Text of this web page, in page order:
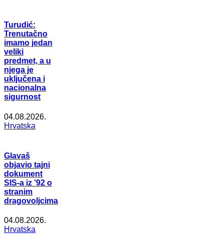
Turudić:
Trenutačno
imamo jedan
veliki
predmet, a u
njega je
uključena i
nacionalna
sigurnost
04.08.2026.
Hrvatska
Glavaš
objavio tajni
dokument
SIS-a iz ’92 o
stranim
dragovoljcima
04.08.2026.
Hrvatska